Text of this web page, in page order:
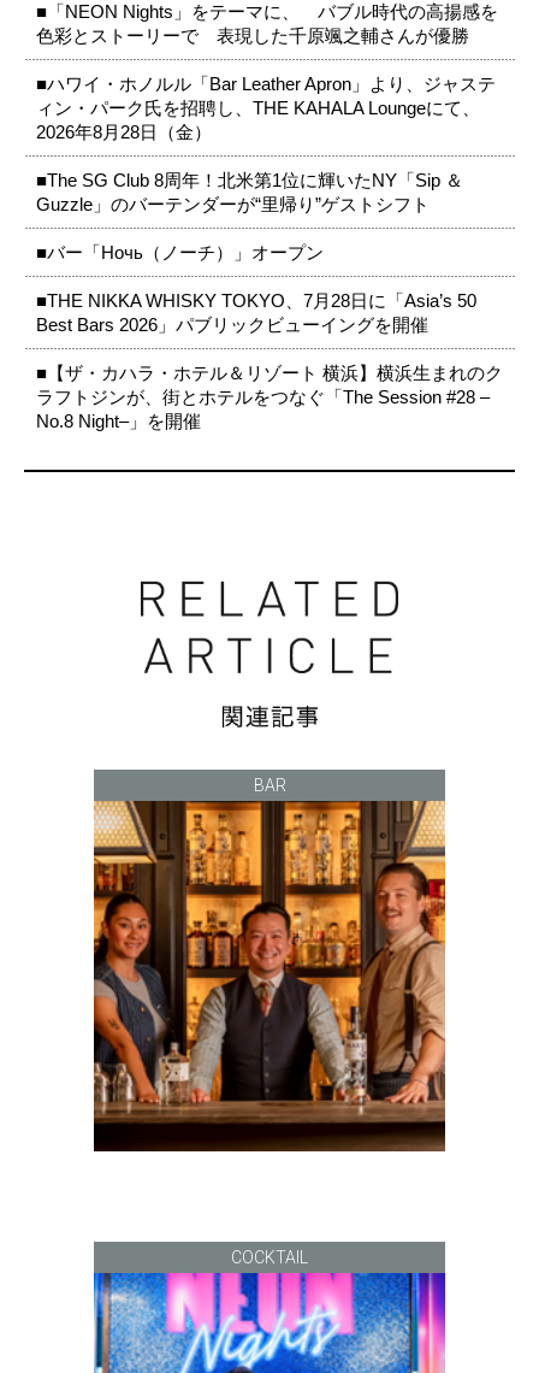
■「NEON Nights」をテーマに、 バブル時代の高揚感を
色彩とストーリーで 表現した千原颯之輔さんが優勝
■ハワイ・ホノルル「Bar Leather Apron」より、ジャステ
ィン・パーク氏を招聘し、THE KAHALA Loungeにて、
2026年8月28日（金）
■The SG Club 8周年！北米第1位に輝いたNY「Sip ＆
Guzzle」のバーテンダーが“里帰り”ゲストシフト
■バー「Ночь（ノーチ）」オープン
■THE NIKKA WHISKY TOKYO、7月28日に「Asia’s 50
Best Bars 2026」パブリックビューイングを開催
■【ザ・カハラ・ホテル＆リゾート 横浜】横浜生まれのク
ラフトジンが、街とホテルをつなぐ「The Session #28 –
No.8 Night–」を開催
BAR
COCKTAIL